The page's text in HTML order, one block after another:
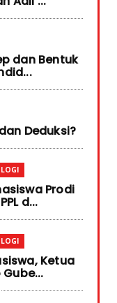
dan Bentuk
Deduksi?
Prodi
d...
Ketua
Gube...